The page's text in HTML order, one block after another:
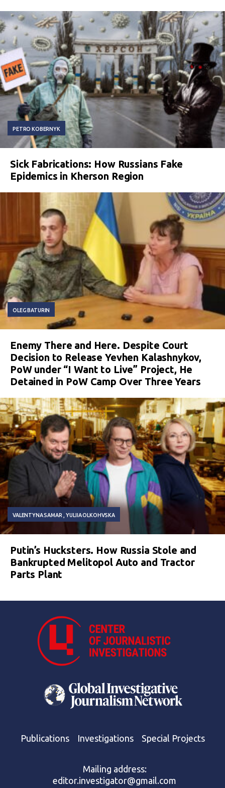
PETRO KOBERNYK
Sick Fabrications: How Russians Fake
Epidemics in Kherson Region
OLEG BATURIN
Enemy There and Here. Despite Court
Decision to Release Yevhen Kalashnykov,
PoW under “I Want to Live” Project, He
Detained in PoW Camp Over Three Years
VALENTYNA SAMAR YULIIA OLKOHVSKA
Putin’s Hucksters. How Russia Stole and
Bankrupted Melitopol Auto and Tractor
Parts Plant
Publications Investigations Special Projects
Mailing address:
editor.investigator@gmail.com